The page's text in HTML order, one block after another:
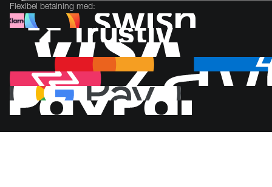
Flexibel betalning med: